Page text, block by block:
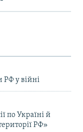
РФ у війні
по Україні й
РФ»